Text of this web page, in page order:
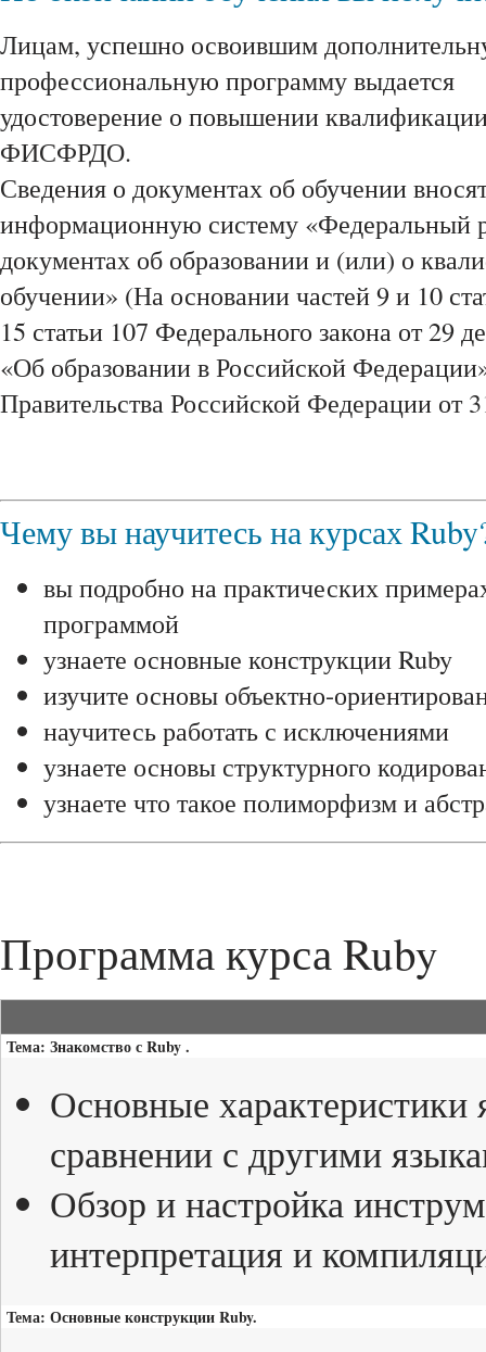
Лицам, успешно освоившим
профессиональную программу выдается
удостоверение о повышении
ФИСФРДО.
Сведения о документах об обучении
информационную систему «Федеральный
документах об образовании и (или) о
обучении» (На основании частей 9 и 10
15 статьи 107 Федерального закона от 29
«Об образовании в Российской
Правительства Российской Федерации от
Чему вы научитесь на курсах
вы подробно на практических
программой
узнаете основные конструкции Ruby
изучите основы объектно-
научитесь работать с исключениями
узнаете основы структурного
узнаете что такое полиморфизм и
Программа курса Ruby
Тема: Знакомство с Ruby .
Основные
сравнении с другими
Обзор и настройка
интерпретация и
Тема: Основные конструкции Ruby.